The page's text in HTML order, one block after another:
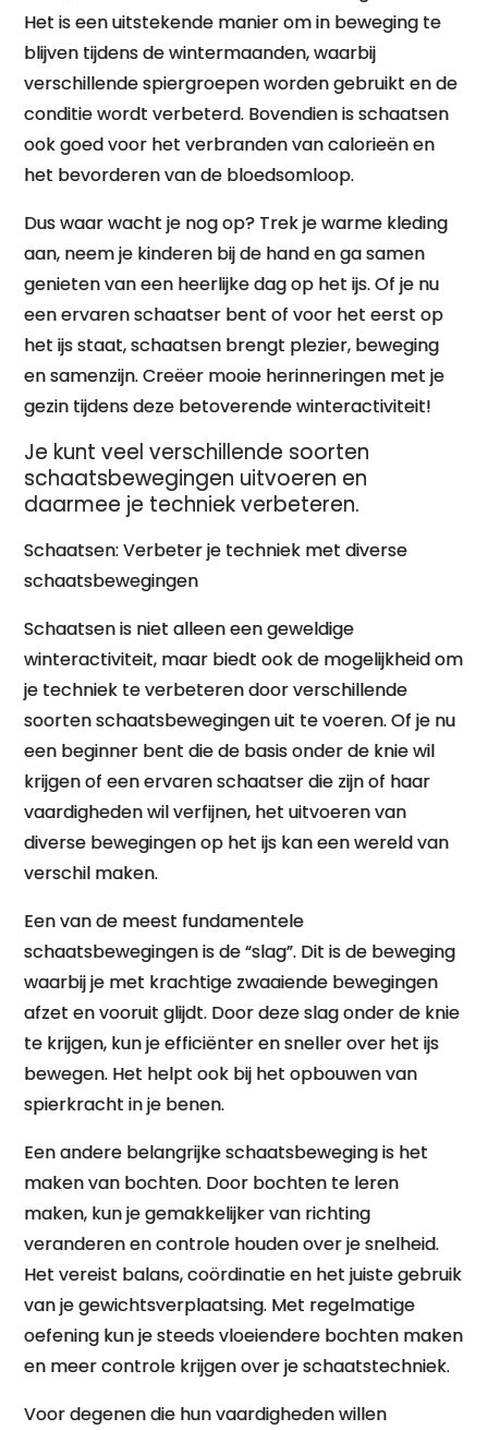
Het is een uitstekende manier om in beweging te
blijven tijdens de wintermaanden, waarbij
verschillende spiergroepen worden gebruikt en de
conditie wordt verbeterd. Bovendien is schaatsen
ook goed voor het verbranden van calorieën en
het bevorderen van de bloedsomloop.
Dus waar wacht je nog op? Trek je warme kleding
aan, neem je kinderen bij de hand en ga samen
genieten van een heerlijke dag op het ijs. Of je nu
een ervaren schaatser bent of voor het eerst op
het ijs staat, schaatsen brengt plezier, beweging
en samenzijn. Creëer mooie herinneringen met je
gezin tijdens deze betoverende winteractiviteit!
Je kunt veel verschillende soorten
schaatsbewegingen uitvoeren en
daarmee je techniek verbeteren.
Schaatsen: Verbeter je techniek met diverse
schaatsbewegingen
Schaatsen is niet alleen een geweldige
winteractiviteit, maar biedt ook de mogelijkheid om
je techniek te verbeteren door verschillende
soorten schaatsbewegingen uit te voeren. Of je nu
een beginner bent die de basis onder de knie wil
krijgen of een ervaren schaatser die zijn of haar
vaardigheden wil verfijnen, het uitvoeren van
diverse bewegingen op het ijs kan een wereld van
verschil maken.
Een van de meest fundamentele
schaatsbewegingen is de “slag”. Dit is de beweging
waarbij je met krachtige zwaaiende bewegingen
afzet en vooruit glijdt. Door deze slag onder de knie
te krijgen, kun je efficiënter en sneller over het ijs
bewegen. Het helpt ook bij het opbouwen van
spierkracht in je benen.
Een andere belangrijke schaatsbeweging is het
maken van bochten. Door bochten te leren
maken, kun je gemakkelijker van richting
veranderen en controle houden over je snelheid.
Het vereist balans, coördinatie en het juiste gebruik
van je gewichtsverplaatsing. Met regelmatige
oefening kun je steeds vloeiendere bochten maken
en meer controle krijgen over je schaatstechniek.
Voor degenen die hun vaardigheden willen